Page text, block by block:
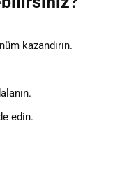
kazandırın.
edin.